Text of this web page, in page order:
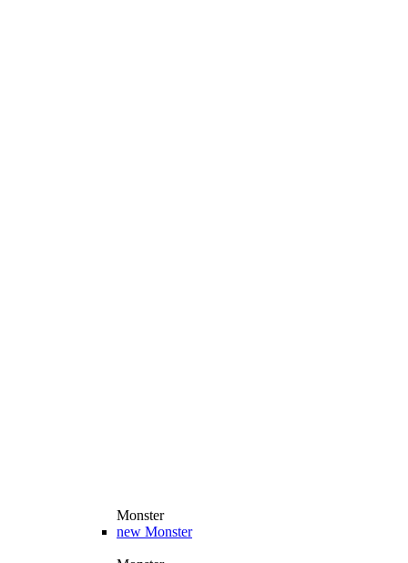
Monster
new Monster